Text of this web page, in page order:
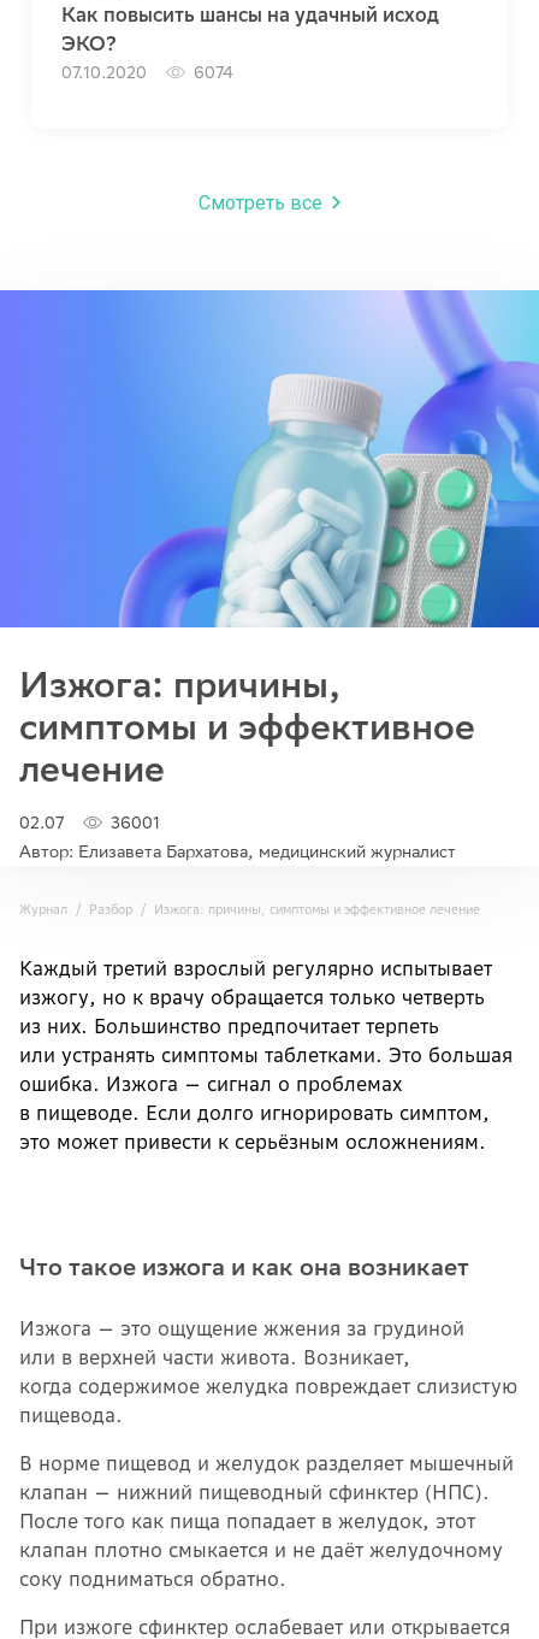
Как повысить шансы на удачный исход
ЭКО?
07.10.2020 6074
Смотреть все
Изжога: причины,
симптомы и эффективное
лечение
02.07
36001
Автор: Елизавета Бархатова, медицинский журналист
Журнал Разбор Изжога: причины, симптомы и эффективное лечение
Каждый третий взрослый регулярно испытывает
изжогу, но к врачу обращается только четверть
из них. Большинство предпочитает терпеть
или устранять симптомы таблетками. Это большая
ошибка. Изжога — сигнал о проблемах
в пищеводе. Если долго игнорировать симптом,
это может привести к серьёзным осложнениям.
Что такое изжога и как она возникает
Изжога — это ощущение жжения за грудиной
или в верхней части живота. Возникает,
когда содержимое желудка повреждает слизистую
пищевода.
В норме пищевод и желудок разделяет мышечный
клапан — нижний пищеводный сфинктер (НПС).
После того как пища попадает в желудок, этот
клапан плотно смыкается и не даёт желудочному
соку подниматься обратно.
При изжоге сфинктер ослабевает или открывается